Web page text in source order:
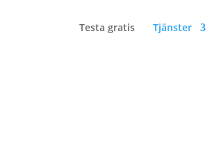
Testa gratis Tjänster